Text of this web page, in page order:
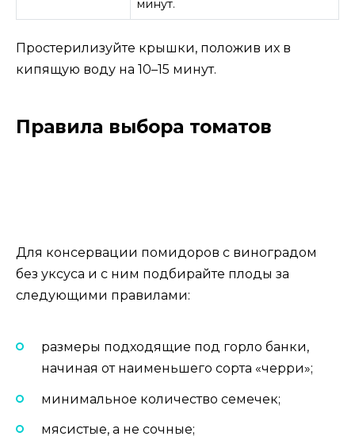
минут.
Простерилизуйте крышки, положив их в
кипящую воду на 10–15 минут.
Правила выбора томатов
Для консервации помидоров с виноградом
без уксуса и с ним подбирайте плоды за
следующими правилами:
размеры подходящие под горло банки,
начиная от наименьшего сорта «черри»;
минимальное количество семечек;
мясистые, а не сочные;